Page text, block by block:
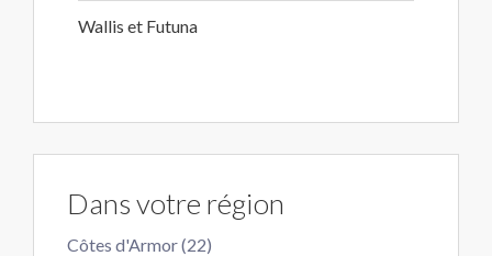
Wallis et Futuna
Dans votre région
Côtes d'Armor (22)